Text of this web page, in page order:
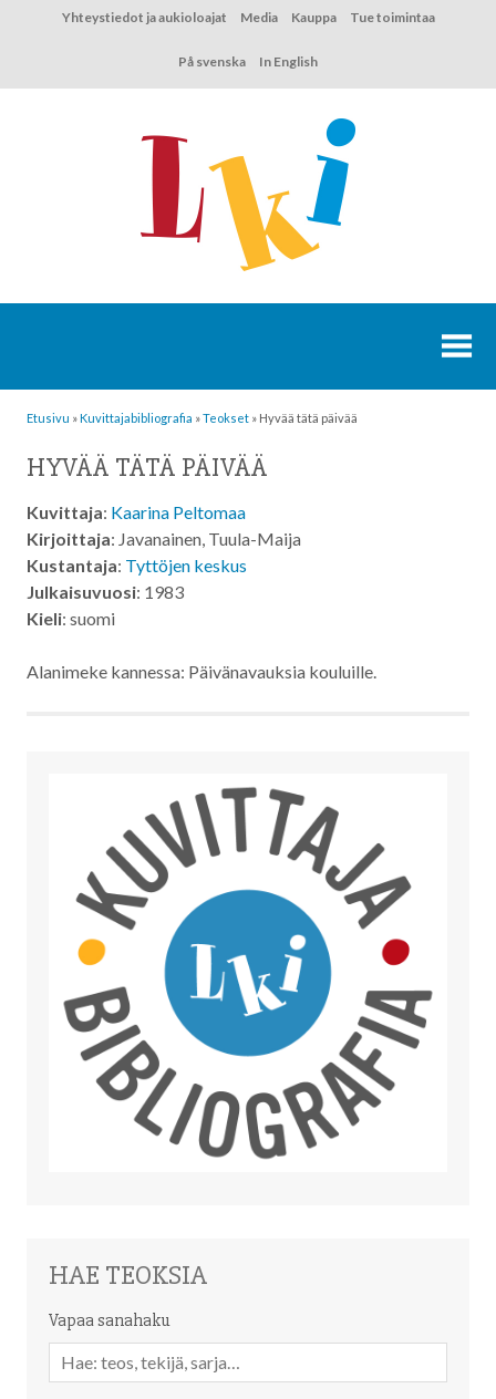
Yhteystiedot ja aukioloajat Media Kauppa Tue toimintaa
På svenska In English
Etusivu »Kuvittaja­bibliografia »Teokset » Hyvää tätä päivää
HYVÄÄ TÄTÄ PÄIVÄÄ
Kuvittaja: Kaarina Peltomaa
Kirjoittaja: Javanainen, Tuula-Maija
Kustantaja: Tyttöjen keskus
Julkaisuvuosi: 1983
Kieli: suomi
Alanimeke kannessa: Päivänavauksia kouluille.
HAE TEOKSIA
Vapaa sanahaku
sanahaku